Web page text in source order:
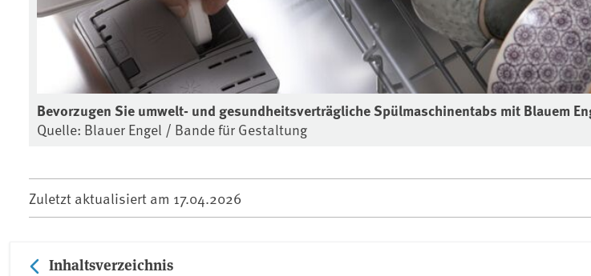
Bevorzugen Sie umwelt- und gesundheitsverträgliche Spülmaschinentabs mit Blauem
Quelle: Blauer Engel / Bande für Gestaltung
Zuletzt aktualisiert am 17.04.2026
Inhaltsverzeichnis